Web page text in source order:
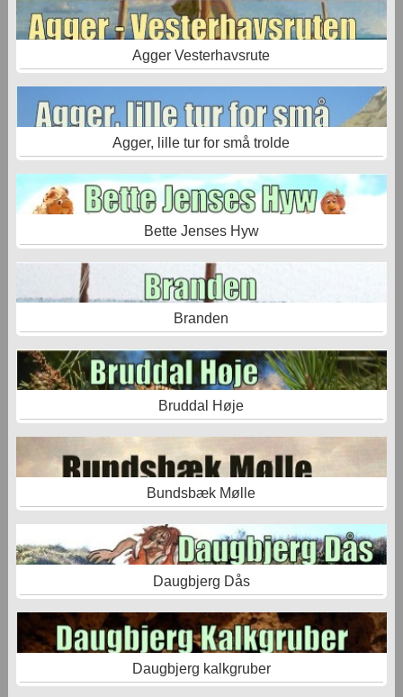
Agger Vesterhavsrute
Agger, lille tur for små trolde
Bette Jenses Hyw
Branden
Bruddal Høje
Bundsbæk Mølle
Daugbjerg Dås
Daugbjerg kalkgruber